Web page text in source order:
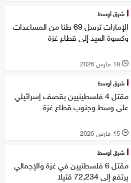
شرق أوسط
الإمارات ترسل 69 طنا من المساعدات
وكسوة العيد إلى قطاع غزة
l 18 مارس 2026
شرق أوسط
مقتل 4 فلسطينيين بقصف إسرائيلي
على وسط وجنوب قطاع غزة
l 15 مارس 2026
شرق أوسط
مقتل 6 فلسطنيين في غزة والإجمالي
يرتفع إلى 72,234 قتيلا